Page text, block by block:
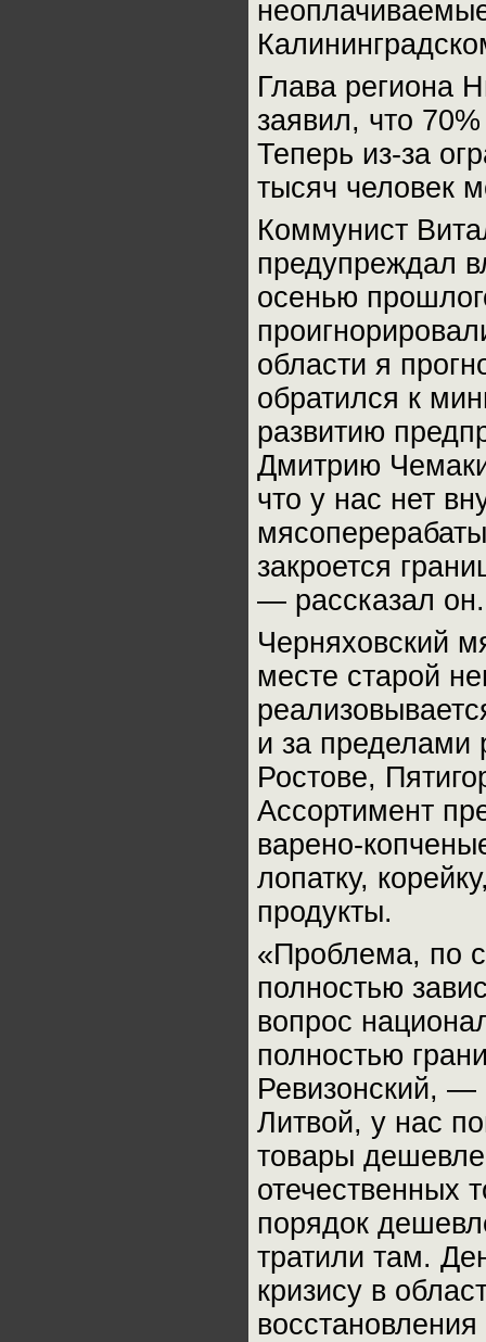
Глава региона
заявил, что
Теперь из-за
тысяч человек
Коммунист
предупреждал
осенью
области я
обратился к
развитию
Дмитрию
что у нас нет
закроется
— рассказал он.
Черняховский
месте старой
и за пределами
Ростове,
Ассортимент
варено-
лопатку,
продукты.
«Проблема, по
полностью
вопрос
полностью
Ревизонский, —
Литвой, у нас
товары
отечественных
порядок
тратили там.
кризису в